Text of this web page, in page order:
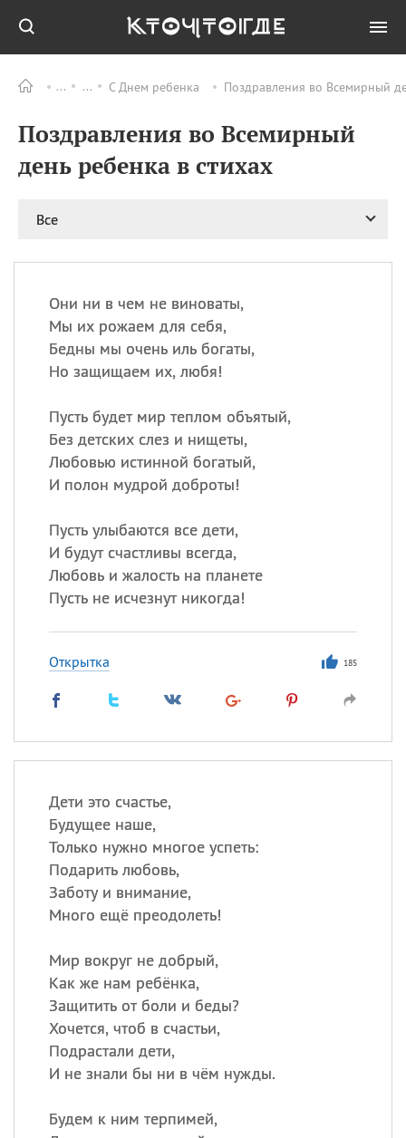
С Днем ребенка Поздравления во Всемирный
Поздравления во Всемирный
день ребенка в стихах
Все
Они ни в чем не виноваты,
Мы их рожаем для себя,
Бедны мы очень иль богаты,
Но защищаем их, любя!
Пусть будет мир теплом объятый,
Без детских слез и нищеты,
Любовью истинной богатый,
И полон мудрой доброты!
Пусть улыбаются все дети,
И будут счастливы всегда,
Любовь и жалость на планете
Пусть не исчезнут никогда!
Открытка 185
Дети это счастье,
Будущее наше,
Только нужно многое успеть:
Подарить любовь,
Заботу и внимание,
Много ещё преодолеть!
Мир вокруг не добрый,
Как же нам ребёнка,
Защитить от боли и беды?
Хочется, чтоб в счастьи,
Подрастали дети,
И не знали бы ни в чём нужды.
Будем к ним терпимей,
ПРАЗДНИКИ Все
09.08 День памяти жертв
бомбардировки
день
рисового пудинга
09.08
(Smokey Bear Day)
ИМЕНА
Сегодня празднуют именины
Сергей
Посмотреть значение
происхождение